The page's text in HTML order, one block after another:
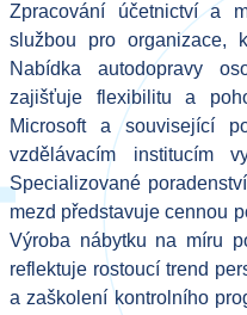
Zpracování účetnictví a
službou pro organizace,
Nabídka autodopravy
zajišťuje flexibilitu a
Microsoft a související
vzdělávacím institucím
Specializované
mezd představuje cennou
Výroba nábytku na míru
reflektuje rostoucí trend
a zaškolení kontrolního